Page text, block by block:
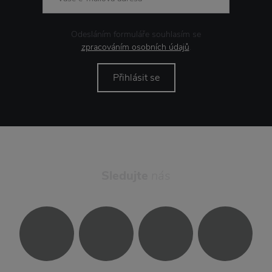
Odesláním formuláře souhlasím se
zpracováním osobních údajů.
Přihlásit se